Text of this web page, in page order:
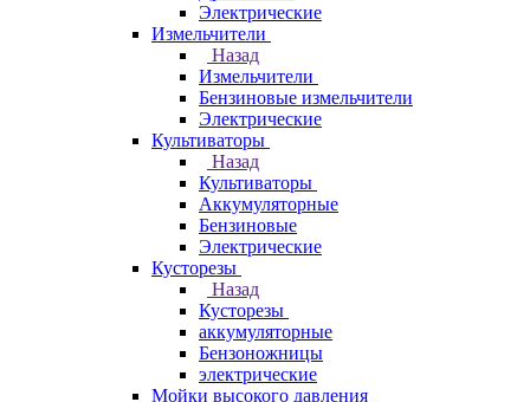
Электрические
Измельчители
Назад
Измельчители
Бензиновые измельчители
Электрические
Культиваторы
Назад
Культиваторы
Аккумуляторные
Бензиновые
Электрические
Кусторезы
Назад
Кусторезы
аккумуляторные
Бензоножницы
электрические
Мойки высокого давления